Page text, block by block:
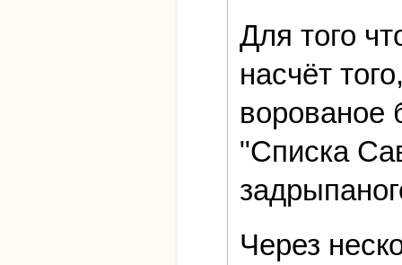
Для того
насчёт
ворованое
"Списка
Через